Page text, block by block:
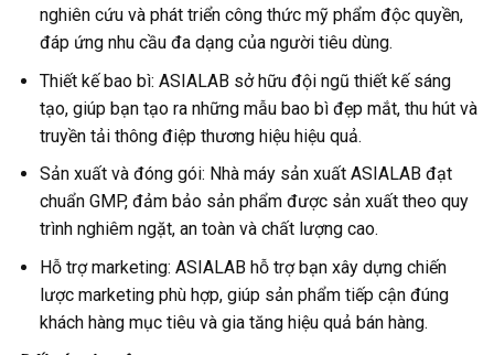
nghiên cứu và phát triển công thức mỹ phẩm độc quyền,
đáp ứng nhu cầu đa dạng của người tiêu dùng.
Thiết kế bao bì: ASIALAB sở hữu đội ngũ thiết kế sáng
tạo, giúp bạn tạo ra những mẫu bao bì đẹp mắt, thu hút và
truyền tải thông điệp thương hiệu hiệu quả.
Sản xuất và đóng gói: Nhà máy sản xuất ASIALAB đạt
chuẩn GMP, đảm bảo sản phẩm được sản xuất theo quy
trình nghiêm ngặt, an toàn và chất lượng cao.
Hỗ trợ marketing: ASIALAB hỗ trợ bạn xây dựng chiến
lược marketing phù hợp, giúp sản phẩm tiếp cận đúng
khách hàng mục tiêu và gia tăng hiệu quả bán hàng.